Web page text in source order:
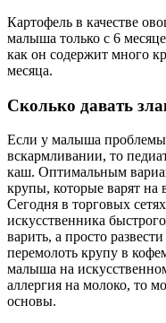
Картофель в качестве
малыша только с 6
как он содержит много
месяца.
Сколько давать
Если у малыша проблемы
вскармливании, то
каш. Оптимальным
крупы, которые варят на
Сегодня в торговых
искусственника
варить, а просто
перемолоть крупу в
малыша на
аллергия на молоко, то
основы.